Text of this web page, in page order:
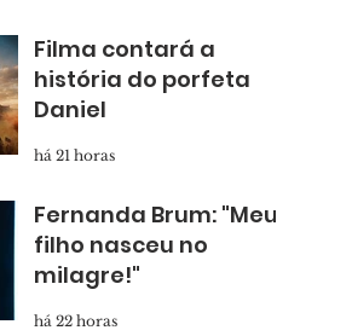
Filma contará a
história do porfeta
Daniel
há 21 horas
Fernanda Brum: "Meu
filho nasceu no
milagre!"
há 22 horas